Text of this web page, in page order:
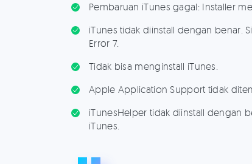
Pembaruan iTunes gagal: Installer
iTunes tidak diinstall dengan benar.
Error 7.
Tidak bisa menginstall iTunes.
Apple Application Support tidak
iTunesHelper tidak diinstall dengan
iTunes.